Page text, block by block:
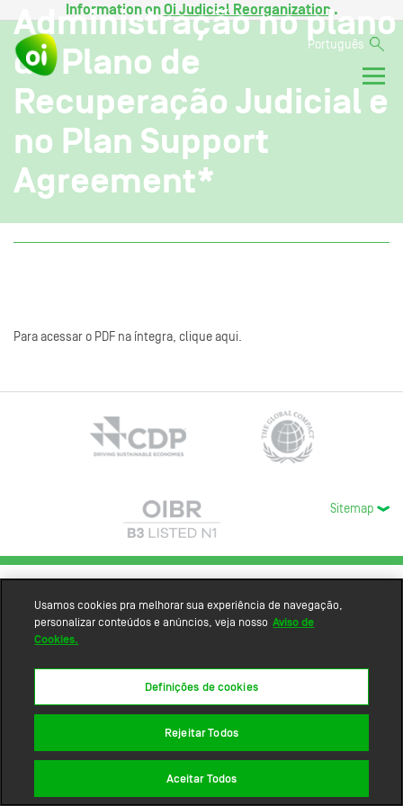
Information onOi Judicial Reorganization .
Português
Administração no plano
de Plano de
Recuperação Judicial e
no Plan Support
Agreement*
Para acessar o PDF na íntegra, clique aqui.
Sitemap
Usamos cookies pra melhorar sua experiência de navegação,
personalizar conteúdos e anúncios, veja nosso Aviso de
Cookies.
Definições de cookies
Rejeitar Todos
Aceitar Todos